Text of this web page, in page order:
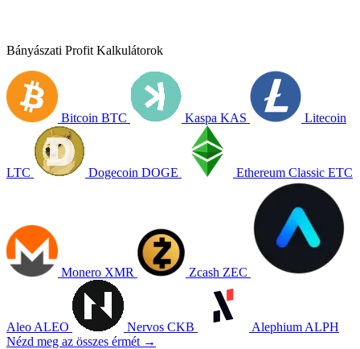
Bányászati Profit Kalkulátorok
Bitcoin BTC Kaspa KAS Litecoin
LTC Dogecoin DOGE Ethereum Classic ETC
Monero XMR Zcash ZEC
Aleo ALEO Nervos CKB Alephium ALPH
Nézd meg az összes érmét →